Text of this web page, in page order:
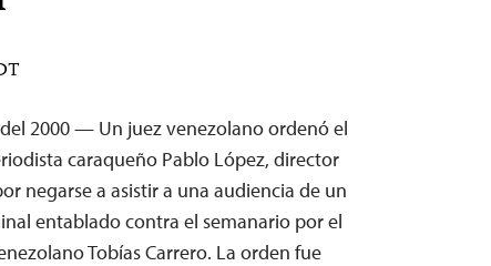
2000 — Un juez venezolano ordenó el
caraqueño Pablo López, director
negarse a asistir a una audiencia de un
entablado contra el semanario por el
Tobías Carrero. La orden fue